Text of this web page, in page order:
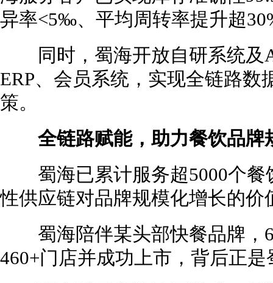
异率<5‰、平均周转率提升超
同时，蜀海开放自研系统及
ERP、会员系统，实现全链路
策。
全链路赋能，助力餐饮品牌
蜀海已累计服务超5000个餐
性供应链对品牌规模化增长的价
蜀海陪伴某头部快餐品牌，6
460+门店并成功上市，背后正